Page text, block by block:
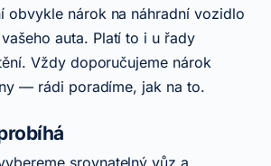
obvykle nárok na náhradní vozidlo
auta. Platí to i u řady
Vždy doporučujeme nárok
— rádi poradíme, jak na to.
srovnatelný vůz a